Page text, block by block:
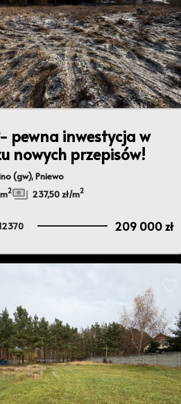
pewna inwestycja w
nowych przepisów!
(gw), Pniewo
2 237,50 zł/m2
209 000 zł